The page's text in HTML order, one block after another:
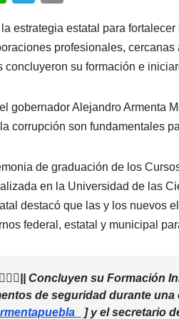
at
s
p
p
e
gr
m
t
estrategia estatal para
profesionales,
concluyeron su formación e
gobernador Alejandro Armenta
corrupción son fundamentales
de graduación de los
en la Universidad de las
destacó que las y los nuevos
federal, estatal y municipal
Concluyen su
de seguridad durante
] y el secretario